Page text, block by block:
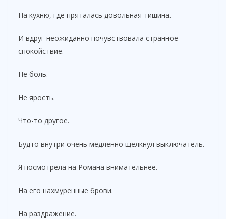
На кухню, где пряталась довольная тишина.
И вдруг неожиданно почувствовала странное
спокойствие.
Не боль.
Не ярость.
Что-то другое.
Будто внутри очень медленно щёлкнул выключатель.
Я посмотрела на Романа внимательнее.
На его нахмуренные брови.
На раздражение.